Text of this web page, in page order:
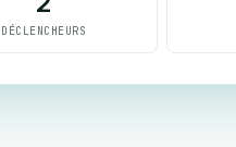
DÉCLENCHEURS